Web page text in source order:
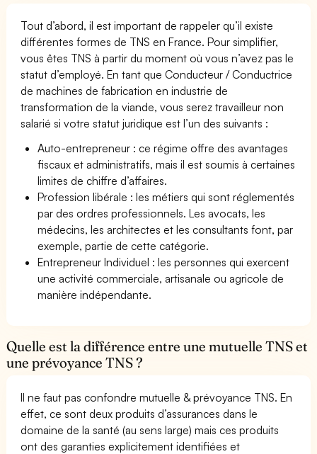
Tout d’abord, il est important de rappeler qu’il existe
différentes formes de TNS en France. Pour simplifier,
vous êtes TNS à partir du moment où vous n’avez pas le
statut d’employé. En tant que Conducteur / Conductrice
de machines de fabrication en industrie de
transformation de la viande, vous serez travailleur non
salarié si votre statut juridique est l’un des suivants :
Auto-entrepreneur : ce régime offre des avantages
fiscaux et administratifs, mais il est soumis à certaines
limites de chiffre d’affaires.
Profession libérale : les métiers qui sont réglementés
par des ordres professionnels. Les avocats, les
médecins, les architectes et les consultants font, par
exemple, partie de cette catégorie.
Entrepreneur Individuel : les personnes qui exercent
une activité commerciale, artisanale ou agricole de
manière indépendante.
Quelle est la différence entre une mutuelle TNS et
une prévoyance TNS ?
Il ne faut pas confondre mutuelle & prévoyance TNS. En
effet, ce sont deux produits d’assurances dans le
domaine de la santé (au sens large) mais ces produits
ont des garanties explicitement identifiées et